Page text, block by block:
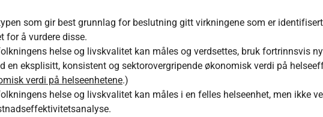
som gir best grunnlag for beslutning gitt virkningene som er
for å vurdere disse.
helse og livskvalitet kan måles og verdsettes, bruk fortrinnsvis
en eksplisitt, konsistent og sektorovergripende økonomisk verdi på
verdi på helseenhetene.)
helse og livskvalitet kan måles i en felles helseenhet, men ikke